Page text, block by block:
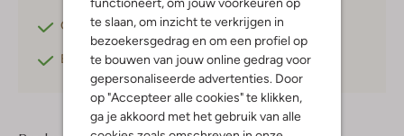
te slaan, om inzicht te verkrijgen in
bezoekersgedrag en om een profiel op
te bouwen van jouw online gedrag voor
gepersonaliseerde advertenties. Door
op "Accepteer alle cookies" te klikken,
ga je akkoord met het gebruik van alle
Gratis retournerenbinnen 30 dagen*
Betaal achterafmet Klarna